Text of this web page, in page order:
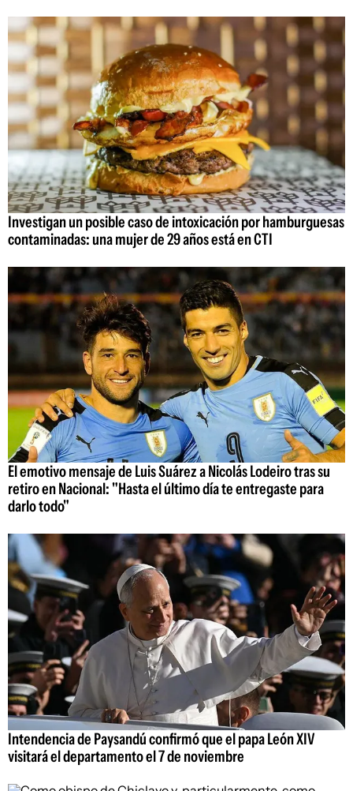
Investigan un posible caso de intoxicación por hamburguesas
contaminadas: una mujer de 29 años está en CTI
El emotivo mensaje de Luis Suárez a Nicolás Lodeiro tras su
retiro en Nacional: "Hasta el último día te entregaste para
darlo todo"
Intendencia de Paysandú confirmó que el papa León XIV
visitará el departamento el 7 de noviembre